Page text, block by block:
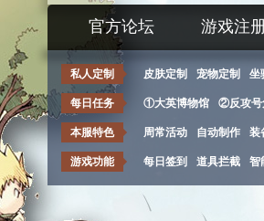
官方论坛 游戏注
私人定制 皮肤定制 宠物定制 坐
每日任务 ①大英博物馆 ②反攻号
本服特色 周常活动 自动制作 装
游戏功能 每日签到 道具拦截 智